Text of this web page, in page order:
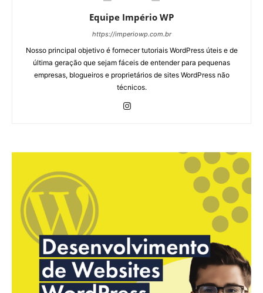
Equipe Império WP
https://imperiowp.com.br
Nosso principal objetivo é fornecer tutoriais WordPress úteis e de
última geração que sejam fáceis de entender para pequenas
empresas, blogueiros e proprietários de sites WordPress não
técnicos.